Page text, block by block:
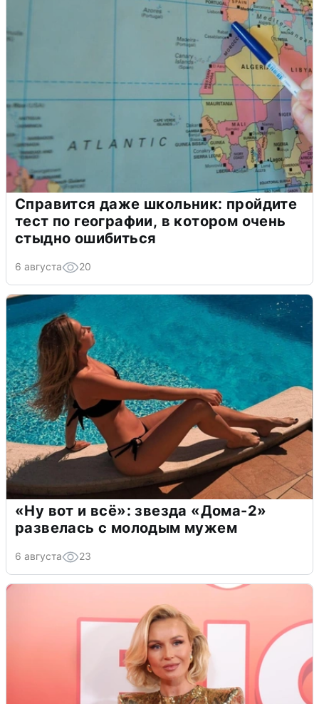
Справится даже школьник: пройдите
тест по географии, в котором очень
стыдно ошибиться
6 августа 20
«Ну вот и всё»: звезда «Дома-2»
развелась с молодым мужем
6 августа 23